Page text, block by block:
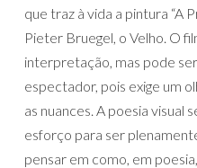
que traz à vida a pintura “A
Pieter Bruegel, o Velho. O
interpretação, mas pode
espectador, pois exige um
as nuances. A poesia visual
esforço para ser
pensar em como, em